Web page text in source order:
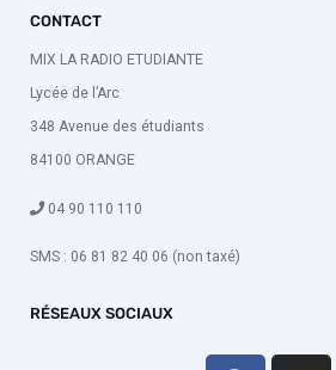
CONTACT
MIX LA RADIO ETUDIANTE
Lycée de l’Arc
348 Avenue des étudiants
84100 ORANGE
04 90 110 110
SMS : 06 81 82 40 06 (non taxé)
RÉSEAUX SOCIAUX